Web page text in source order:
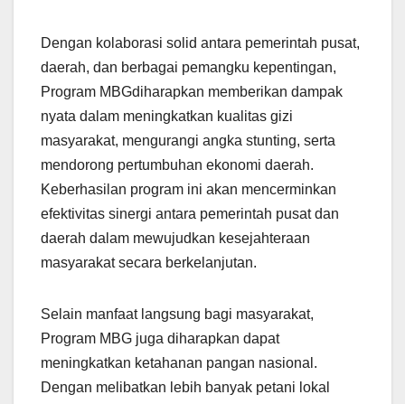
Dengan kolaborasi solid antara pemerintah pusat,
daerah, dan berbagai pemangku kepentingan,
Program MBGdiharapkan memberikan dampak
nyata dalam meningkatkan kualitas gizi
masyarakat, mengurangi angka stunting, serta
mendorong pertumbuhan ekonomi daerah.
Keberhasilan program ini akan mencerminkan
efektivitas sinergi antara pemerintah pusat dan
daerah dalam mewujudkan kesejahteraan
masyarakat secara berkelanjutan.
Selain manfaat langsung bagi masyarakat,
Program MBG juga diharapkan dapat
meningkatkan ketahanan pangan nasional.
Dengan melibatkan lebih banyak petani lokal